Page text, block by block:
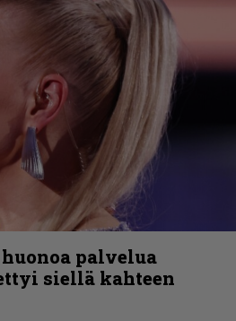
palvelua
siellä kahteen